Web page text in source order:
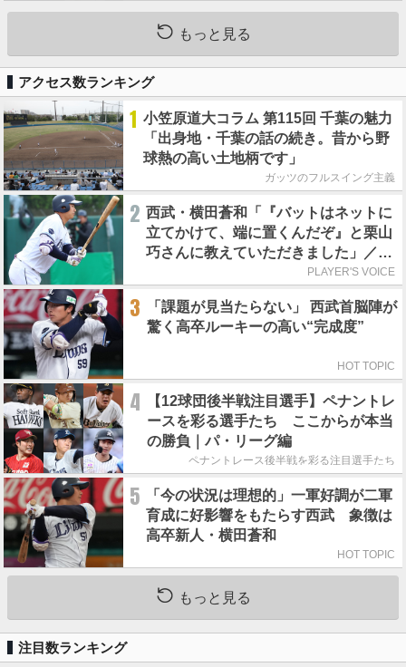
もっと見る
アクセス数ランキング
1 小笠原道大コラム 第115回 千葉の魅力
「出身地・千葉の話の続き。昔から野
球熱の高い土地柄です」
ガッツのフルスイング主義
2 西武・横田蒼和「『バットはネットに
立てかけて、端に置くんだぞ』と栗山
巧さんに教えていただきました」／憧
PLAYER'S VOICE
3
「課題が見当たらない」 西武首脳陣が
驚く高卒ルーキーの高い“完成度”
HOT TOPIC
4
【12球団後半戦注目選手】ペナントレ
ースを彩る選手たち ここからが本当
の勝負｜パ・リーグ編
ペナントレース後半戦を彩る注目選手たち
5
「今の状況は理想的」一軍好調が二軍
育成に好影響をもたらす西武 象徴は
高卒新人・横田蒼和
HOT TOPIC
もっと見る
注目数ランキング